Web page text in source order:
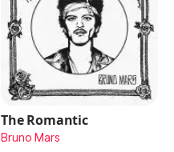
The Romantic
Bruno Mars